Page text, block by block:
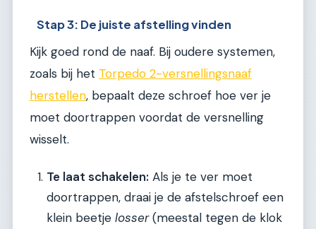
Stap 3: De juiste afstelling vinden
Kijk goed rond de naaf. Bij oudere systemen,
zoals bij het Torpedo 2-versnellingsnaaf
herstellen, bepaalt deze schroef hoe ver je
moet doortrappen voordat de versnelling
wisselt.
Te laat schakelen: Als je te ver moet
doortrappen, draai je de afstelschroef een
klein beetje losser(meestal tegen de klok